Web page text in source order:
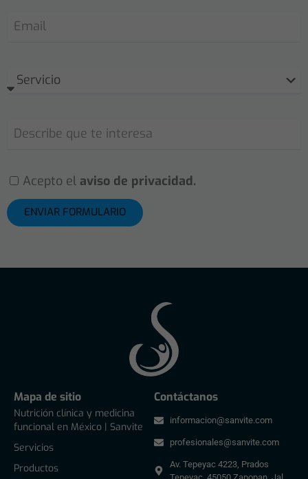
Acepto el aviso de privacidad.
ENVIAR FORMULARIO
Mapa de sitio
Nutrición clínica y medicina
funcional en México | Sanvite
Servicios
Productos
Contáctanos
informacion@sanvite.com
profesionales@sanvite.com
Av. Tepeyac 4223, Prados